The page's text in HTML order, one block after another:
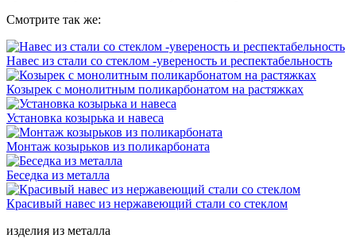
Смотрите так же:
Навес из стали со стеклом -увереность и респектабельность
Козырек с монолитным поликарбонатом на растяжках
Установка козырька и навеса
Монтаж козырьков из поликарбоната
Беседка из металла
Красивый навес из нержавеющий стали со стеклом
изделия из металла